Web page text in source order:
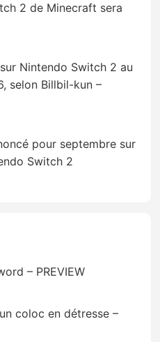
2 de Minecraft sera
Nintendo Switch 2 au
selon Billbil-kun –
pour septembre sur
Switch 2
– PREVIEW
coloc en détresse –